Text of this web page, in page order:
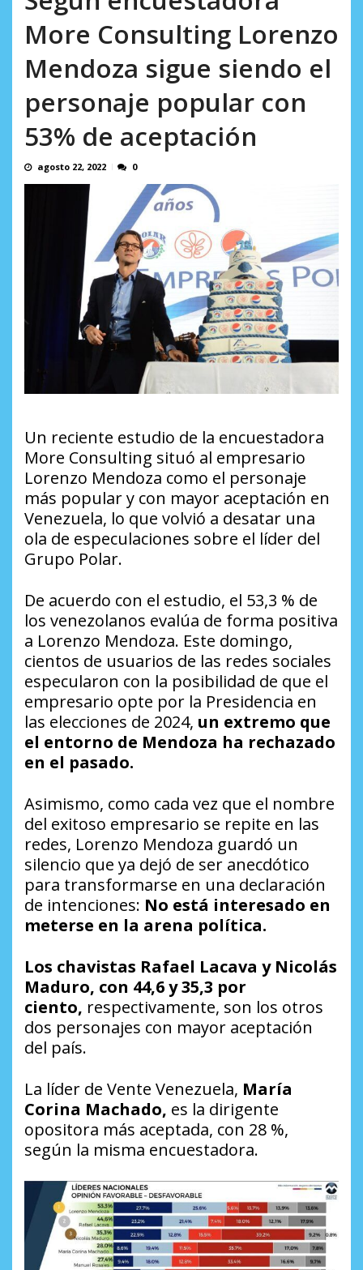
More Consulting Lorenzo
Mendoza sigue siendo el
personaje popular con
53% de aceptación
agosto 22, 2022 0
Un reciente estudio de la encuestadora
More Consulting situó al empresario
Lorenzo Mendoza como el personaje
más popular y con mayor aceptación en
Venezuela, lo que volvió a desatar una
ola de especulaciones sobre el líder del
Grupo Polar.
De acuerdo con el estudio, el 53,3 % de
los venezolanos evalúa de forma positiva
a Lorenzo Mendoza. Este domingo,
cientos de usuarios de las redes sociales
especularon con la posibilidad de que el
empresario opte por la Presidencia en
las elecciones de 2024, un extremo que
el entorno de Mendoza ha rechazado
en el pasado.
Asimismo, como cada vez que el nombre
del exitoso empresario se repite en las
redes, Lorenzo Mendoza guardó un
silencio que ya dejó de ser anecdótico
para transformarse en una declaración
de intenciones: No está interesado en
meterse en la arena política.
Los chavistas Rafael Lacava y Nicolás
Maduro, con 44,6 y 35,3 por
ciento, respectivamente, son los otros
dos personajes con mayor aceptación
del país.
La líder de Vente Venezuela, María
Corina Machado, es la dirigente
opositora más aceptada, con 28 %,
según la misma encuestadora.